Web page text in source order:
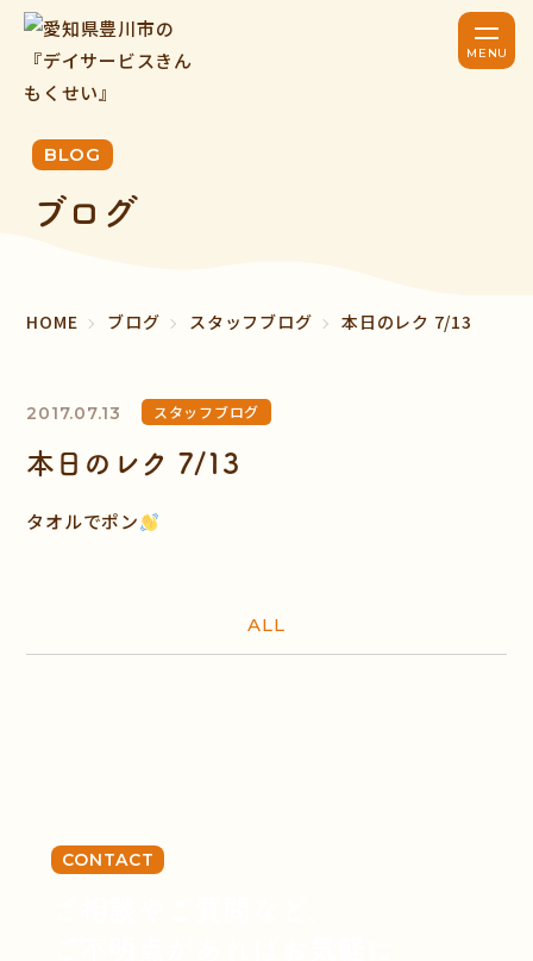
BLOG
ブログ
HOME ブログ スタッフブログ 本日のレク 7/13
2017.07.13 スタッフブログ
本日のレク 7/13
タオルでポン
ALL
CONTACT